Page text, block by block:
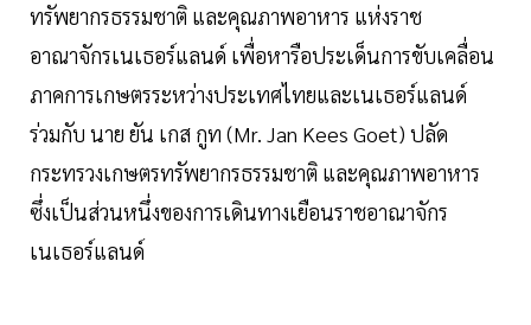
ทรัพยากรธรรมชาติ และคุณภาพอาหาร แห่งราช
อาณาจักรเนเธอร์แลนด์ เพื่อหารือประเด็นการขับเคลื่อน
ภาคการเกษตรระหว่างประเทศไทยและเนเธอร์แลนด์
ร่วมกับ นาย ยัน เกส กูท (Mr. Jan Kees Goet) ปลัด
กระทรวงเกษตรทรัพยากรธรรมชาติ และคุณภาพอาหาร
ซึ่งเป็นส่วนหนึ่งของการเดินทางเยือนราชอาณาจักร
เนเธอร์แลนด์